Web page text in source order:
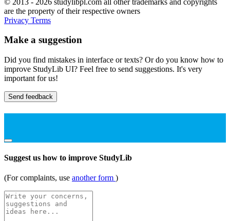
are the property of their respective owners
Privacy Terms
Make a suggestion
Did you find mistakes in interface or texts? Or do you know how to
improve StudyLib UI? Feel free to send suggestions. It's very
important for us!
Send feedback
Suggest us how to improve StudyLib
(For complaints, use another form )